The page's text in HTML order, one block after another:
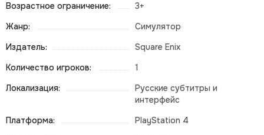
Возрастное ограничение:
3+
Жанр:
Симулятор
Издатель:
Square Enix
Количество игроков:
1
Локализация:
Русские субтитры и
интерфейс
Платформа:
PlayStation 4